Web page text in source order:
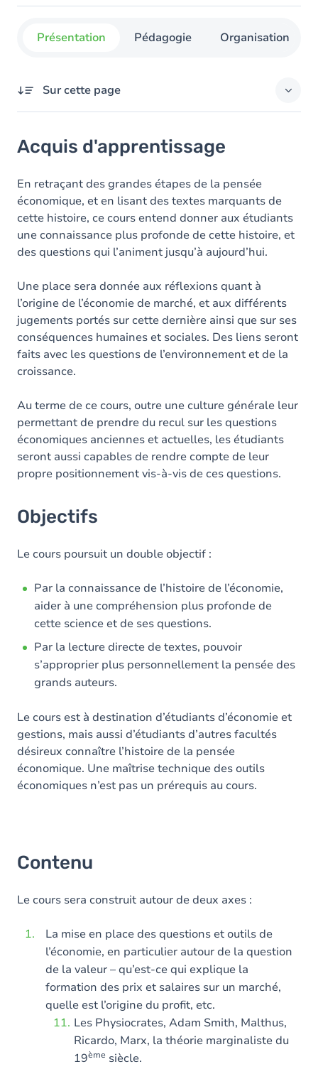
Présentation Pédagogie Organisation
Sur cette page
Objectifs
Contenu
Acquis d'apprentissage
En retraçant des grandes étapes de la pensée
économique, et en lisant des textes marquants de
cette histoire, ce cours entend donner aux étudiants
une connaissance plus profonde de cette histoire, et
des questions qui l’animent jusqu’à aujourd’hui.
Une place sera donnée aux réflexions quant à
l’origine de l’économie de marché, et aux différents
jugements portés sur cette dernière ainsi que sur ses
conséquences humaines et sociales. Des liens seront
faits avec les questions de l’environnement et de la
croissance.
Au terme de ce cours, outre une culture générale leur
permettant de prendre du recul sur les questions
économiques anciennes et actuelles, les étudiants
seront aussi capables de rendre compte de leur
propre positionnement vis-à-vis de ces questions.
Objectifs
Le cours poursuit un double objectif :
Par la connaissance de l’histoire de l’économie,
aider à une compréhension plus profonde de
cette science et de ses questions.
Par la lecture directe de textes, pouvoir
s’approprier plus personnellement la pensée des
grands auteurs.
Le cours est à destination d’étudiants d’économie et
gestions, mais aussi d’étudiants d’autres facultés
désireux connaître l’histoire de la pensée
économique. Une maîtrise technique des outils
économiques n’est pas un prérequis au cours.
Contenu
Le cours sera construit autour de deux axes :
La mise en place des questions et outils de
l’économie, en particulier autour de la question
de la valeur – qu’est-ce qui explique la
formation des prix et salaires sur un marché,
quelle est l’origine du profit, etc.
Les Physiocrates, Adam Smith, Malthus,
Ricardo, Marx, la théorie marginaliste du
19ème siècle.